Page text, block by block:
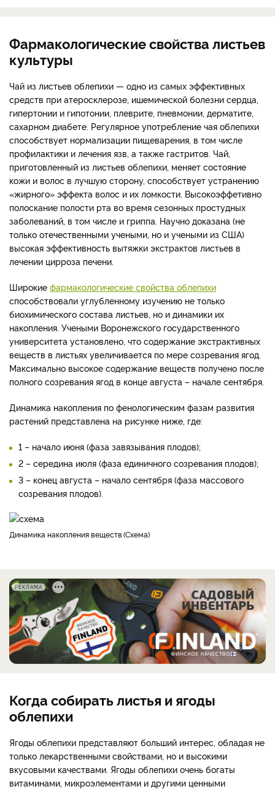
Фармакологические свойства листьев
культуры
Чай из листьев облепихи — одно из самых эффективных
средств при атеросклерозе, ишемической болезни сердца,
гипертонии и гипотонии, плеврите, пневмонии, дерматите,
сахарном диабете. Регулярное употребление чая облепихи
способствует нормализации пищеварения, в том числе
профилактики и лечения язв, а также гастритов. Чай,
приготовленный из листьев облепихи, меняет состояние
кожи и волос в лучшую сторону, способствует устранению
«жирного» эффекта волос и их ломкости. Высокоэффетивно
полоскание полости рта во время сезонных простудных
заболеваний, в том числе и гриппа. Научно доказана (не
только отечественными учеными, но и учеными из США)
высокая эффективность вытяжки экстрактов листьев в
лечении цирроза печени.
Широкие фармакологические свойства облепихи
способствовали углубленному изучению не только
биохимического состава листьев, но и динамики их
накопления. Учеными Воронежского государственного
университета установлено, что содержание экстрактивных
веществ в листьях увеличивается по мере созревания ягод.
Максимально высокое содержание веществ получено после
полного созревания ягод в конце августа – начале сентября.
Динамика накопления по фенологическим фазам развития
растений представлена на рисунке ниже, где:
1 – начало июня (фаза завязывания плодов);
2 – середина июля (фаза единичного созревания плодов);
3 – конец августа – начало сентября (фаза массового
созревания плодов).
динамика накопления веществ Схема
РЕКЛАМА
Когда собирать листья и ягоды
облепихи
Ягоды облепихи представляют больший интерес, обладая не
только лекарственными свойствами, но и высокими
вкусовыми качествами. Ягоды облепихи очень богаты
витаминами, микроэлементами и другими ценными